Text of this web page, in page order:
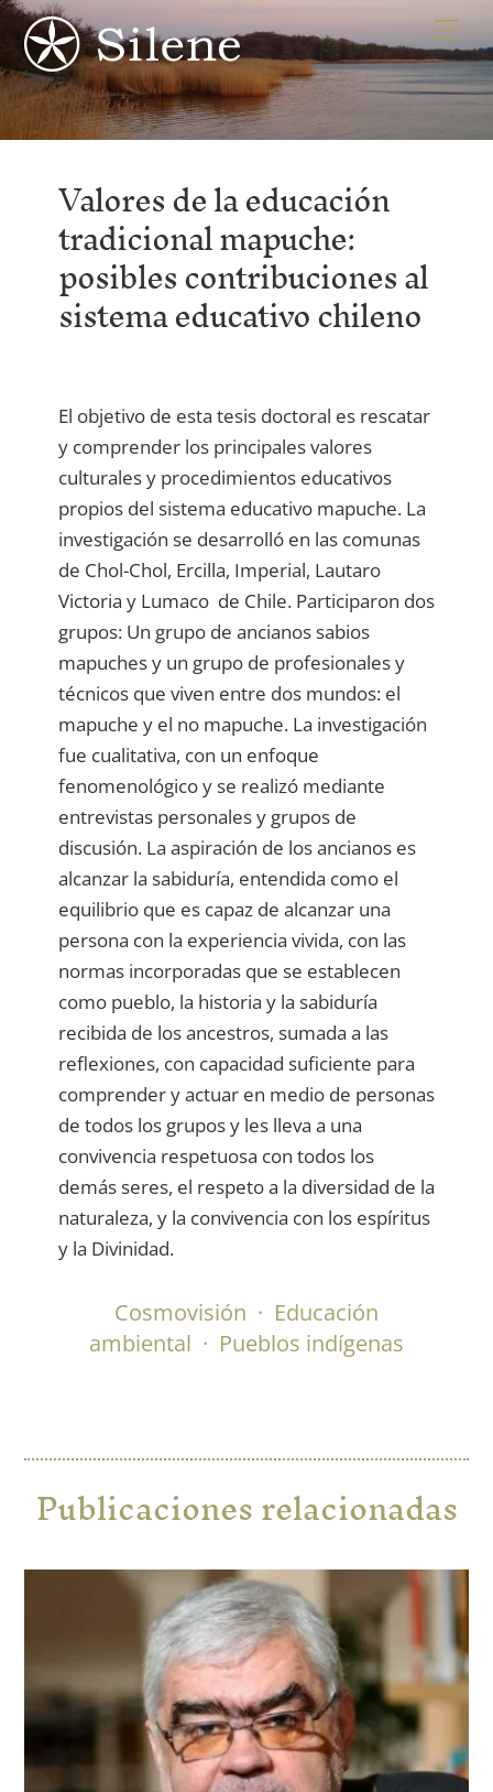
Skip
to
content
Valores de la educación
tradicional mapuche:
posibles contribuciones al
sistema educativo chileno
El objetivo de esta tesis doctoral es rescatar
y comprender los principales valores
culturales y procedimientos educativos
propios del sistema educativo mapuche. La
investigación se desarrolló en las comunas
de Chol-Chol, Ercilla, Imperial, Lautaro
Victoria y Lumaco de Chile. Participaron dos
grupos: Un grupo de ancianos sabios
mapuches y un grupo de profesionales y
técnicos que viven entre dos mundos: el
mapuche y el no mapuche. La investigación
fue cualitativa, con un enfoque
fenomenológico y se realizó mediante
entrevistas personales y grupos de
discusión. La aspiración de los ancianos es
alcanzar la sabiduría, entendida como el
equilibrio que es capaz de alcanzar una
persona con la experiencia vivida, con las
normas incorporadas que se establecen
como pueblo, la historia y la sabiduría
recibida de los ancestros, sumada a las
reflexiones, con capacidad suficiente para
comprender y actuar en medio de personas
de todos los grupos y les lleva a una
convivencia respetuosa con todos los
demás seres, el respeto a la diversidad de la
naturaleza, y la convivencia con los espíritus
y la Divinidad.
Cosmovisión · Educación
ambiental · Pueblos indígenas
Publicaciones relacionadas